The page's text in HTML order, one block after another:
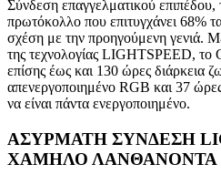
Σύνδεση επαγγελματικού
πρωτόκολλο που επιτυγχάνει 68%
σχέση με την προηγούμενη γενιά.
της τεχνολογίας LIGHTSPEED, το
επίσης έως και 130 ώρες διάρκεια
απενεργοποιημένο RGB και 37
να είναι πάντα ενεργοποιημένο.
ΑΣΥΡΜΑΤΗ ΣΥΝΔΕΣΗ
ΧΑΜΗΛΟ ΛΑΝΘΑΝΟΝΤΑ